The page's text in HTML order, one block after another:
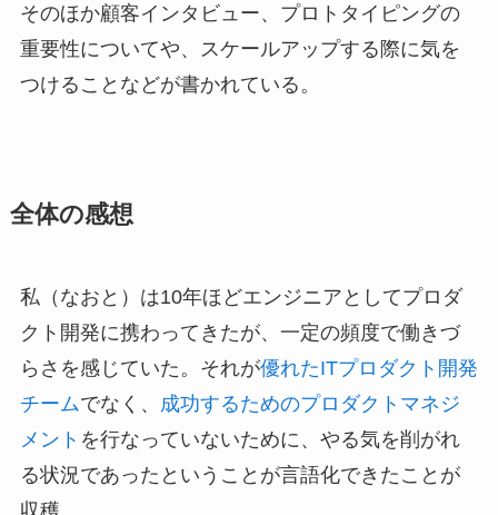
そのほか顧客インタビュー、プロトタイピングの
重要性についてや、スケールアップする際に気を
つけることなどが書かれている。
全体の感想
私（なおと）は10年ほどエンジニアとしてプロダ
クト開発に携わってきたが、一定の頻度で働きづ
らさを感じていた。それが優れたITプロダクト開発
チームでなく、
成功するためのプロダクトマネジ
メント を行なっていないために、やる気を削がれ
る状況であったということが言語化できたことが
収穫。